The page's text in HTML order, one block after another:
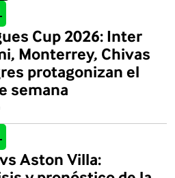
Cup 2026: Inter
Monterrey, Chivas
protagonizan el
semana
vs Aston Villa: